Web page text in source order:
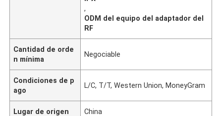
,
ODM del equipo del adaptador del
RF
Cantidad de orde
n mínima
Negociable
Condiciones de p
ago
L/C, T/T, Western Union, MoneyGram
Lugar de origen China